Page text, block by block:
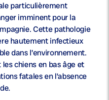
particulièrement
imminent pour la
Cette pathologie
hautement infectieux
dans l’environnement.
chiens en bas âge et
fatales en l’absence